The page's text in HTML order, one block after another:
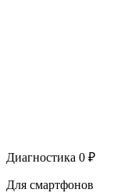
Диагностика 0 ₽
Для смартфонов